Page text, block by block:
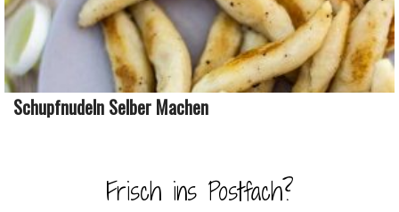
Schupfnudeln Selber Machen
Frisch ins Postfach?